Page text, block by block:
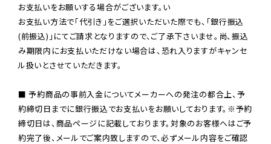
お支払いをお願いする場合がございます。い
お支払い方法で「代引き」をご選択いただいた際でも、「銀行振込
(前振込)」にてご請求となりますので、ご了承下さいませ。尚、振込
み期限内にお支払いただけない場合は、恐れ入りますがキャンセ
ル扱いとさせていただきます。
■ 予約商品の事前入金についてメーカーへの発注の都合上、予
約締切日までに銀行振込でお支払いをお願いしております。※予約
締切日は、商品ページに記載しております。対象のお客様へはご予
約完了後、メールでご案内致しますので、必ずメール内容をご確認